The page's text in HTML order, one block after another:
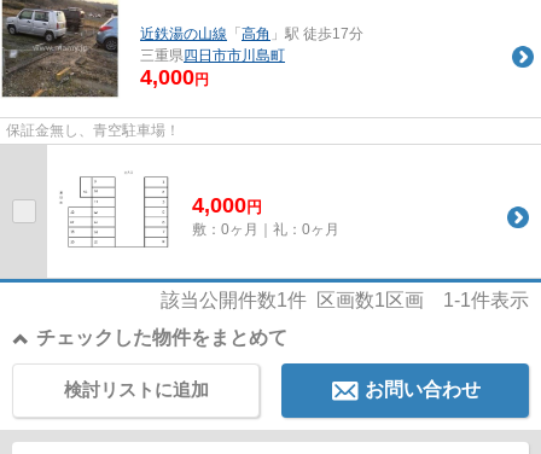
近鉄湯の山線 「 高角 」駅 徒歩17分
三重県四日市市川島町
4,000円
保証金無し、青空駐車場！
4,000円
敷：0ヶ月｜礼：0ヶ月
該当公開件数1件 区画数1区画 1-1件表示
チェックした物件をまとめて
お問い合わせ
検討リストに追加